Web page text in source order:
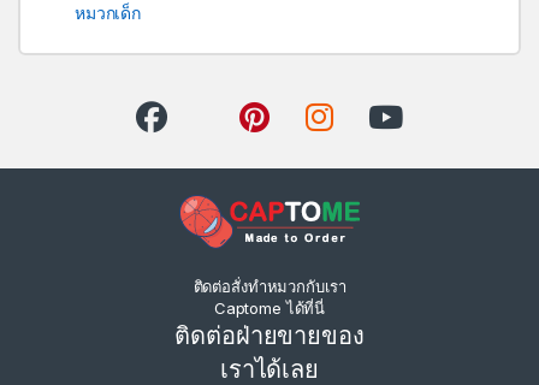
หมวกเด็ก
ติดต่อสั่งทำหมวกกับเรา
Captome ได้ที่นี่
ติดต่อฝ่ายขายของ
เราได้เลย